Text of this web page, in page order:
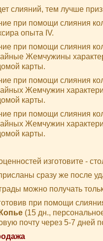
слияний, тем лучше
при помощи слияния
опыта IV.
при помощи слияния
Жемчужины
карты.
при помощи слияния
Жемчужин
карты.
при помощи слияния
Жемчужин
карты.
изготовите -
сразу же после
можно получать
при помощи
(15 дн.,
почту через 5-7 дней